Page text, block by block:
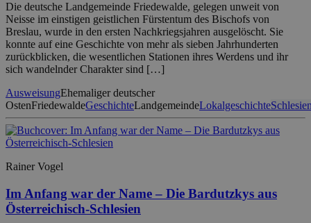
Die deutsche Landgemeinde Friedewalde, gelegen unweit von
Neisse im einstigen geistlichen Fürstentum des Bischofs von
Breslau, wurde in den ersten Nachkriegsjahren ausgelöscht. Sie
konnte auf eine Geschichte von mehr als sieben Jahrhunderten
zurückblicken, die wesentlichen Stationen ihres Werdens und ihr
sich wandelnder Charakter sind […]
AusweisungEhemaliger deutscher
OstenFriedewaldeGeschichteLandgemeindeLokalgeschichte
Rainer Vogel
Im Anfang war der Name – Die Bardutzkys aus
Österreichisch-Schlesien